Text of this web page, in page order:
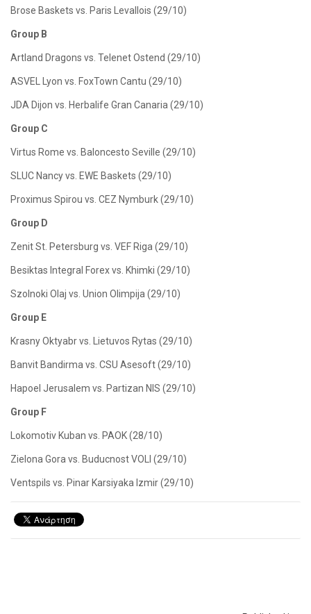
Brose Baskets vs. Paris Levallois (29/10)
Group B
Artland Dragons vs. Telenet Ostend (29/10)
ASVEL Lyon vs. FoxTown Cantu (29/10)
JDA Dijon vs. Herbalife Gran Canaria (29/10)
Group C
Virtus Rome vs. Baloncesto Seville (29/10)
SLUC Nancy vs. EWE Baskets (29/10)
Proximus Spirou vs. CEZ Nymburk (29/10)
Group D
Zenit St. Petersburg vs. VEF Riga (29/10)
Besiktas Integral Forex vs. Khimki (29/10)
Szolnoki Olaj vs. Union Olimpija (29/10)
Group E
Krasny Oktyabr vs. Lietuvos Rytas (29/10)
Banvit Bandirma vs. CSU Asesoft (29/10)
Hapoel Jerusalem vs. Partizan NIS (29/10)
Group F
Lokomotiv Kuban vs. PAOK (28/10)
Zielona Gora vs. Buducnost VOLI (29/10)
Ventspils vs. Pinar Karsiyaka Izmir (29/10)